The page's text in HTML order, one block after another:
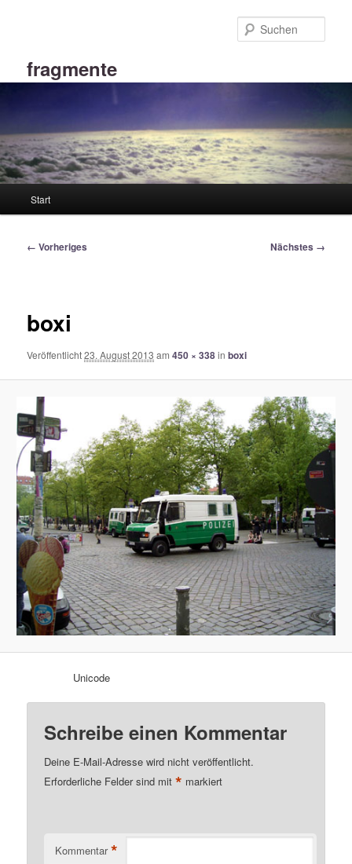
fragmente
Start
Bilder-
← Vorheriges Nächstes →
boxi
Veröffentlicht23. August 2013 am450 × 338inboxi
Unicode
Schreibe einen Kommentar
Deine E-Mail-Adresse wird nicht veröffentlicht.
Erforderliche Felder sind mit* markiert
Kommentar *